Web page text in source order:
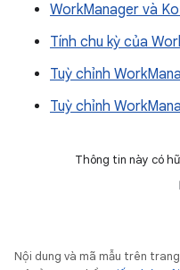
WorkManager và
Tính chu kỳ của
Tuỳ chỉnh
Tuỳ chỉnh
Thông tin này có
Nội dung và mã mẫu trên